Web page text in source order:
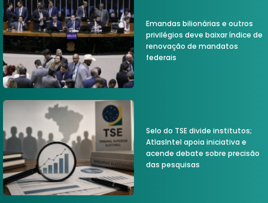
Emandas bilionárias e outros
privilégios deve baixar índice de
renovação de mandatos
federais
Selo do TSE divide institutos;
AtlasIntel apoia iniciativa e
acende debate sobre precisão
das pesquisas